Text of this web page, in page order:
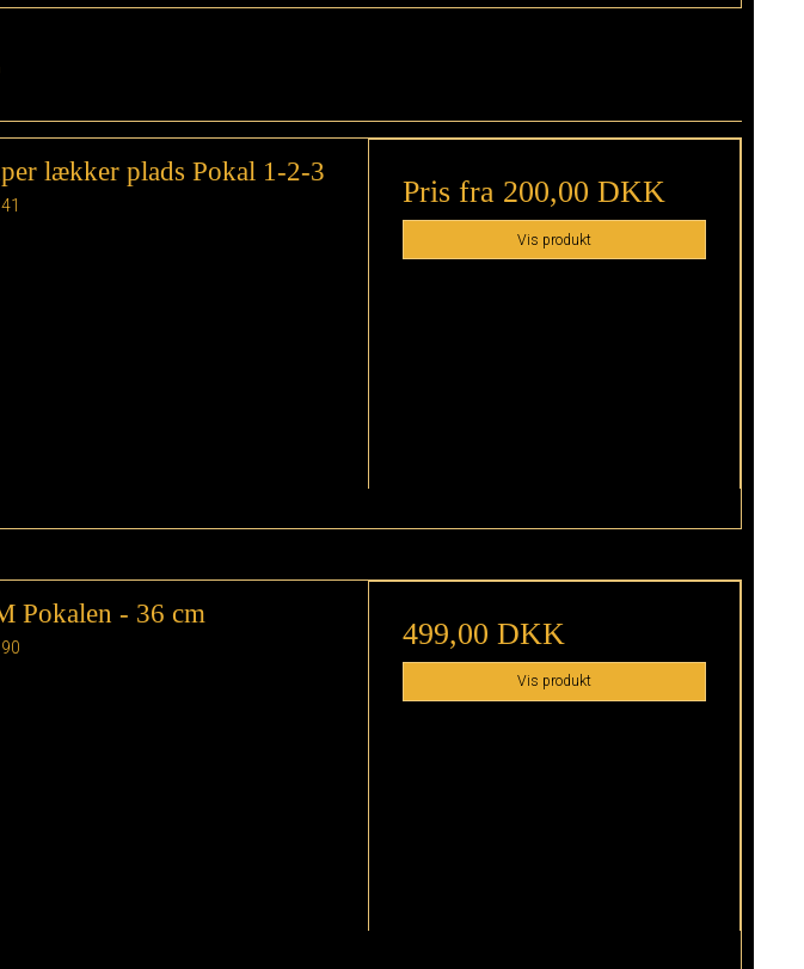
lækker plads Pokal 1-2-3
Pris fra 200,00 DKK
Vis produkt
Pokalen - 36 cm
499,00 DKK
Vis produkt